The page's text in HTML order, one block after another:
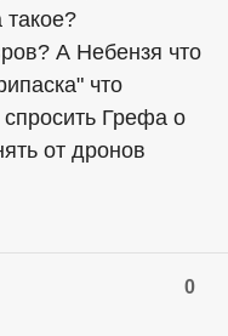
такое?
А Небензя что
что
Грефа о
от дронов
0